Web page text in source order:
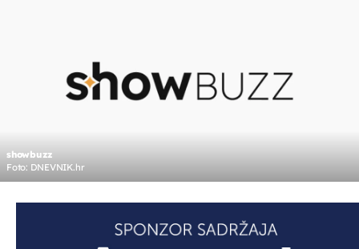
showbuzz
Foto: DNEVNIK.hr